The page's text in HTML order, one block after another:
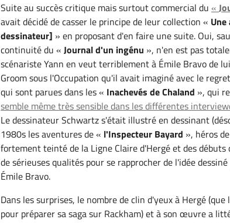
Suite au succès critique mais surtout commercial du«
avait décidé de casser le principe de leur collection «
dessinateur] » en proposant d'en faire une suite. Oui,
continuité du «Journal d'un ingénu », n'en est pas
scénariste Yann en veut terriblement à Émile Bravo de
Groom sous l'Occupation qu'il avait imaginé avec le
qui sont parues dans les « Inachevés de Chaland », qui
semble même très sensible dans les différentes
Le dessinateur Schwartz s'était illustré en dessinant
1980s les aventures de « l'Inspecteur Bayard », héros
fortement teinté de la Ligne Claire d'Hergé et des
de sérieuses qualités pour se rapprocher de l'idée
Émile Bravo.
Dans les surprises, le nombre de clin d'yeux à Hergé
pour préparer sa saga sur Rackham) et à son œuvre a